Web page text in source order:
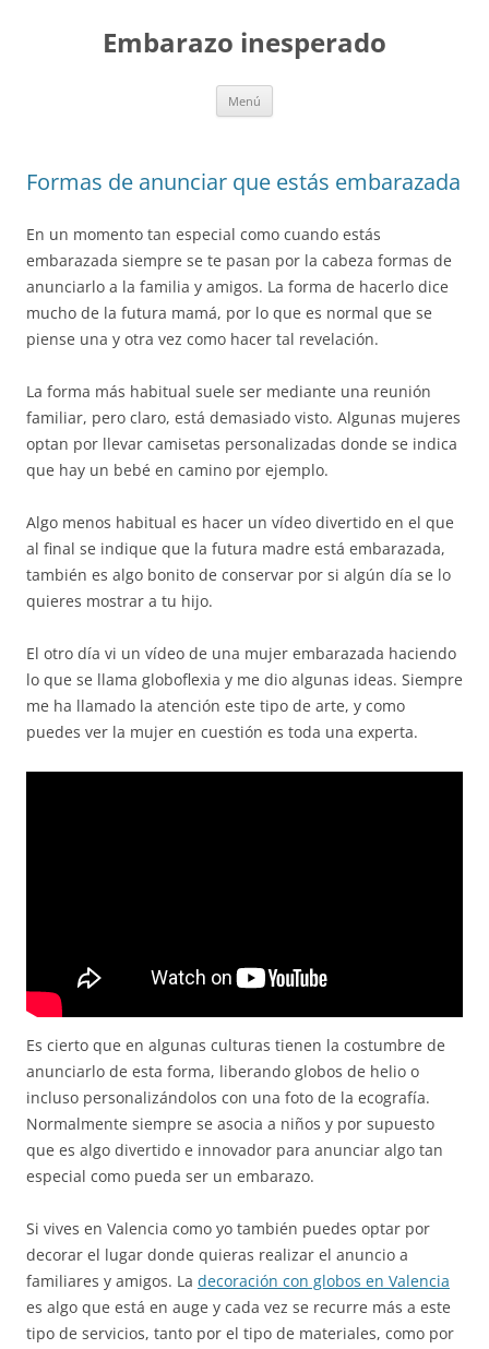
Embarazo inesperado
Menú
Formas de anunciar que estás embarazada
En un momento tan especial como cuando estás
embarazada siempre se te pasan por la cabeza formas de
anunciarlo a la familia y amigos. La forma de hacerlo dice
mucho de la futura mamá, por lo que es normal que se
piense una y otra vez como hacer tal revelación.
La forma más habitual suele ser mediante una reunión
familiar, pero claro, está demasiado visto. Algunas mujeres
optan por llevar camisetas personalizadas donde se indica
que hay un bebé en camino por ejemplo.
Algo menos habitual es hacer un vídeo divertido en el que
al final se indique que la futura madre está embarazada,
también es algo bonito de conservar por si algún día se lo
quieres mostrar a tu hijo.
El otro día vi un vídeo de una mujer embarazada haciendo
lo que se llama globoflexia y me dio algunas ideas. Siempre
me ha llamado la atención este tipo de arte, y como
puedes ver la mujer en cuestión es toda una experta.
Es cierto que en algunas culturas tienen la costumbre de
anunciarlo de esta forma, liberando globos de helio o
incluso personalizándolos con una foto de la ecografía.
Normalmente siempre se asocia a niños y por supuesto
que es algo divertido e innovador para anunciar algo tan
especial como pueda ser un embarazo.
Si vives en Valencia como yo también puedes optar por
decorar el lugar donde quieras realizar el anuncio a
familiares y amigos. La decoración con globos en Valencia
es algo que está en auge y cada vez se recurre más a este
tipo de servicios, tanto por el tipo de materiales, como por